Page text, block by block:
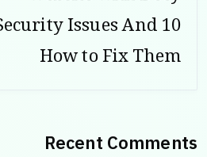
Security Issues And
How to Fix Them
Recent Comments